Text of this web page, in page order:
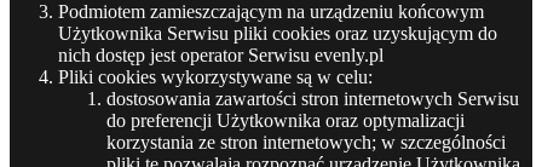
Podmiotem zamieszczającym na urządzeniu końcowym
Użytkownika Serwisu pliki cookies oraz uzyskującym do
nich dostęp jest operator Serwisu evenly.pl
Pliki cookies wykorzystywane są w celu:
dostosowania zawartości stron internetowych Serwisu
do preferencji Użytkownika oraz optymalizacji
korzystania ze stron internetowych; w szczególności